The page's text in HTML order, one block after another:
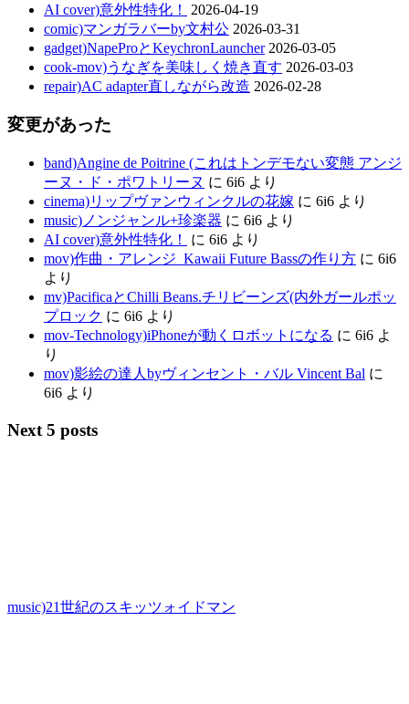
AI cover)意外性特化！
2026-04-19
comic)マンガラバーby文村公 2026-03-31
gadget)NapeProとKeychronLauncher 2026-03-05
cook-mov)うなぎを美味しく焼き直す 2026-03-03
repair)AC adapter直しながら改造 2026-02-28
変更があった
band)Angine de Poitrine (これはトンデモない変態 アンジ
ーヌ・ド・ポワトリーヌ に 6i6 より
cinema)リップヴァンウィンクルの花嫁 に 6i6 より
music)ノンジャンル+珍楽器 に 6i6 より
AI cover)意外性特化！
に 6i6 より
mov)作曲・アレンジ_Kawaii Future Bassの作り方 に 6i6
より
mv)PacificaとChilli Beans.チリビーンズ(内外ガールポッ
プロック に 6i6 より
mov-Technology)iPhoneが動くロボットになる に 6i6 よ
り
mov)影絵の達人byヴィンセント・バル Vincent Bal に
6i6 より
Next 5 posts
music)21世紀のスキッツォイドマン